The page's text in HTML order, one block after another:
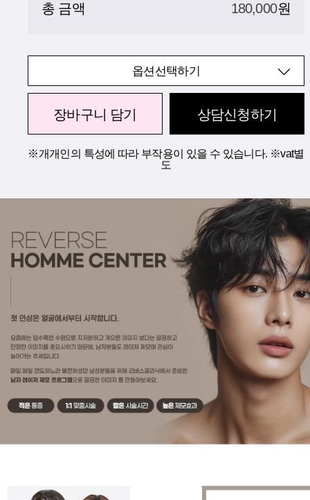
총 금액 180,000원
옵션선택하기
장바구니 담기 상담신청하기
※개개인의 특성에 따라 부작용이 있을 수 있습니다. ※vat별
도